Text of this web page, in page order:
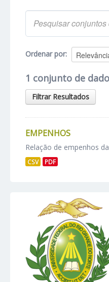
Ordenar por
1 conjunto de
Filtrar Resultados
EMPENHOS
Relação de empenhos
CSV PDF